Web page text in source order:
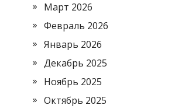
Март 2026
Февраль 2026
Январь 2026
Декабрь 2025
Ноябрь 2025
Октябрь 2025